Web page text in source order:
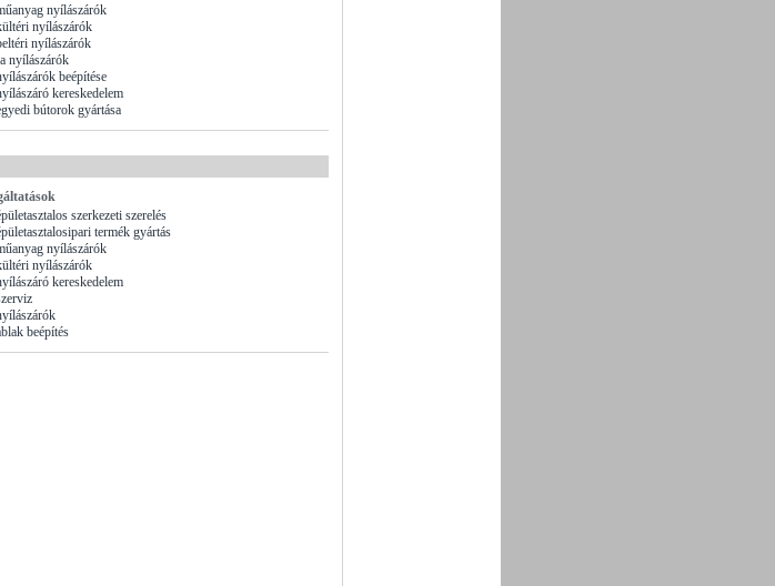
nyílászárók
nyílászárók
nyílászárók
nyílászárók
beépítése
kereskedelem
bútorok gyártása
szerkezeti szerelés
termék gyártás
nyílászárók
nyílászárók
kereskedelem
beépítés